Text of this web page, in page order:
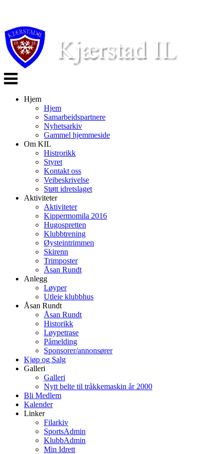
Veksle
navigasjon
Hjem
Hjem
Samarbeidspartnere
Nyhetsarkiv
Gammel hjemmeside
Om KIL
Histrorikk
Styret
Kontakt oss
Veibeskrivelse
Støtt idretslaget
Aktiviteter
Aktiviteter
Kippermomila 2016
Hugospretten
Klubbtrening
Øysteintrimmen
Skirenn
Trimposter
Åsan Rundt
Anlegg
Løyper
Utleie klubbhus
Åsan Rundt
Åsan Rundt
Historikk
Løypetrase
Påmelding
Sponsorer/annonsører
Kjøp og Salg
Galleri
Galleri
Nytt belte til tråkkemaskin år 2000
Bli Medlem
Kalender
Linker
Filarkiv
SportsAdmin
KlubbAdmin
Min Idrett